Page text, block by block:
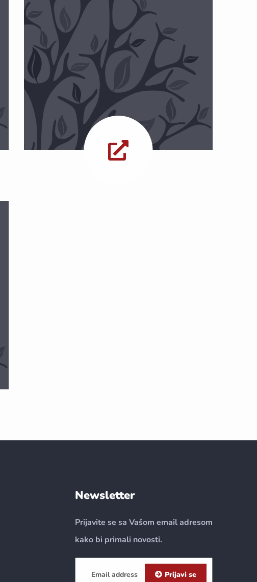
Newsletter
Prijavite se sa Vašom email adresom
kako bi primali novosti.
Prijavi se